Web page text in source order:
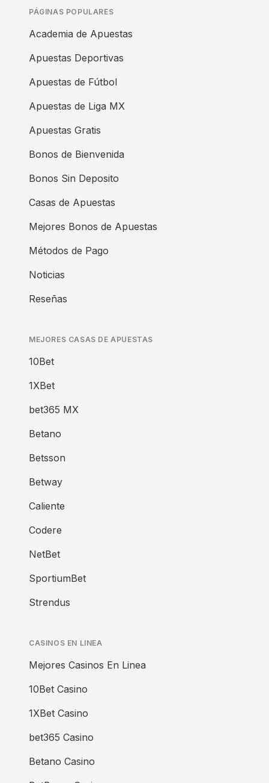
PÁGINAS POPULARES
Academia de Apuestas
Apuestas Deportivas
Apuestas de Fútbol
Apuestas de Liga MX
Apuestas Gratis
Bonos de Bienvenida
Bonos Sin Deposito
Casas de Apuestas
Mejores Bonos de Apuestas
Métodos de Pago
Noticias
Reseñas
MEJORES CASAS DE APUESTAS
10Bet
1XBet
bet365 MX
Betano
Betsson
Betway
Caliente
Codere
NetBet
SportiumBet
Strendus
CASINOS EN LINEA
Mejores Casinos En Linea
10Bet Casino
1XBet Casino
bet365 Casino
Betano Casino